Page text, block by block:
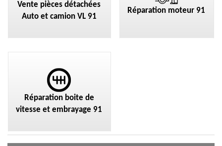
Vente pièces détachées
Auto et camion VL 91
Réparation moteur 91
Réparation boite de
vitesse et embrayage 91